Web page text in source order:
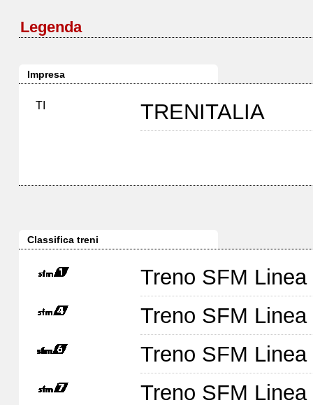
Legenda
Impresa
TI TRENITALIA
Classifica treni
Treno SFM Linea
Treno SFM Linea
Treno SFM Linea
Treno SFM Linea